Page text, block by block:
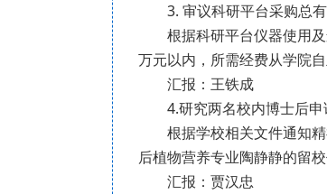
3. 审议科研平台采购总
根据科研平台仪器使用
万元以内，所需经费从学院
汇报：王铁成
4.研究两名校内博士后
根据学校相关文件通知
后植物营养专业陶静静的留校
汇报：贾汉忠